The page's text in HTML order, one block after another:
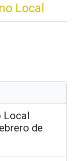
Local
Local
de